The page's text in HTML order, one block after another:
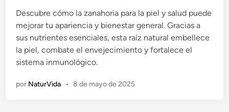
c
a
d
o
e
Descubre cómo la zanahoria para la piel y salud puede
mejorar tu apariencia y bienestar general. Gracias a
sus nutrientes esenciales, esta raíz natural embellece
la piel, combate el envejecimiento y fortalece el
sistema inmunológico.
por NaturVida • 8 de mayo de 2025